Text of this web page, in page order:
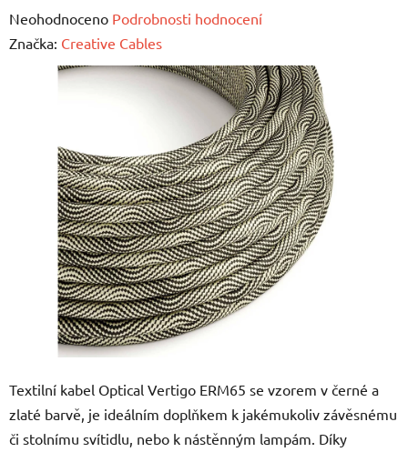
Textilní kabel Optical Vertigo ERM65 se vzorem v černé a
zlaté barvě, je ideálním doplňkem k jakémukoliv závěsnému
či stolnímu svítidlu, nebo k nástěnným lampám. Díky
Průměrné
hodnocení
produktu
hvězdiček.
Neohodnoceno Podrobnosti hodnocení
Značka: Creative Cables